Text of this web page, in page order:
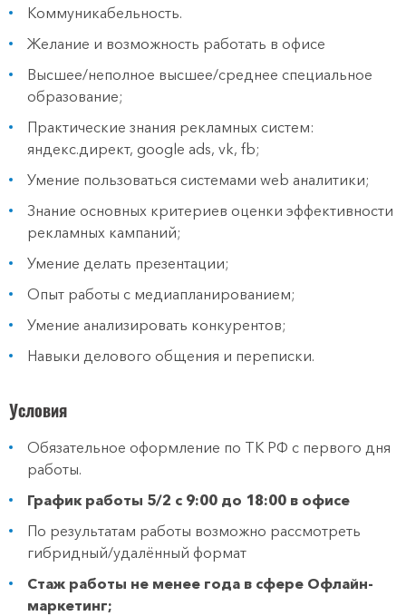
Коммуникабельность.
Желание и возможность работать в офисе
Высшее/неполное высшее/среднее специальное
образование;
Практические знания рекламных систем:
яндекс.директ, google ads, vk, fb;
Умение пользоваться системами web аналитики;
Знание основных критериев оценки эффективности
рекламных кампаний;
Умение делать презентации;
Опыт работы с медиапланированием;
Умение анализировать конкурентов;
Навыки делового общения и переписки.
Условия
Обязательное оформление по ТК РФ с первого дня
работы.
График работы 5/2 с 9:00 до 18:00 в офисе
По результатам работы возможно рассмотреть
гибридный/удалённый формат
Стаж работы не менее года в сфере Офлайн-
маркетинг;